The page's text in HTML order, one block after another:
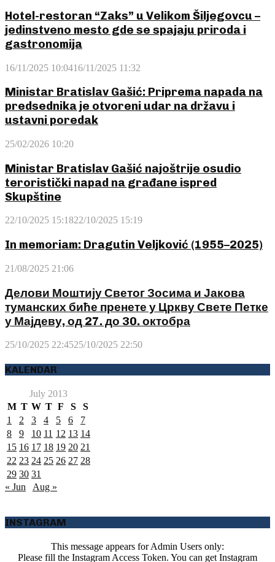
Hotel-restoran “Zaks” u Velikom Šiljegovcu –
jedinstveno mesto gde se spajaju priroda i
gastronomija
16/11/2025 10:0416/11/2025 11:32
Ministar Bratislav Gašić: Priprema napada na
predsednika je otvoreni udar na državu i
ustavni poredak
25/02/2026 10:20
Ministar Bratislav Gašić najoštrije osudio
teroristički napad na građane ispred
Skupštine
22/10/2025 15:1822/10/2025 15:19
In memoriam: Dragutin Veljković (1955–2025)
21/08/2025 21:06
Делови Моштију Светог Зосима и Јакова
туманских биће пренете у Цркву Свете Петке
у Мајдеву, од 27. до 30. октобра
25/10/2025 22:4525/10/2025 22:50
KALENDAR
July 2013
M T W T F S
S
1
2 3 4 5 6
7
8
9 10 11 12 13 14
15 16 17 18 19 20 21
22 23 24 25 26 27 28
29 30 31
« Jun
Aug »
INSTAGRAM
This message appears for Admin Users only:
Please fill the Instagram Access Token. You can get Instagram